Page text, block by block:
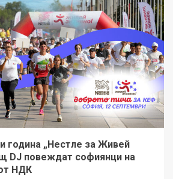
година „Нестле за Живей
DJ повеждат софиянци на
НДК